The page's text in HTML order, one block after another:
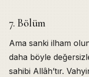
7. Bölüm
Ama sanki ilham
daha böyle
sahibi Allâh’tır.